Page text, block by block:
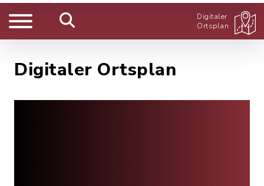
Digitaler
Ortsplan
Digitaler Ortsplan